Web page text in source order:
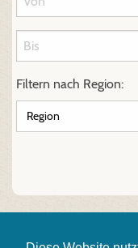
Filtern nach Region: